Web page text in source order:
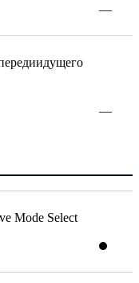
—
—
Mode Select